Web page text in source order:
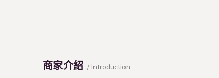
商家介紹 / Introduction